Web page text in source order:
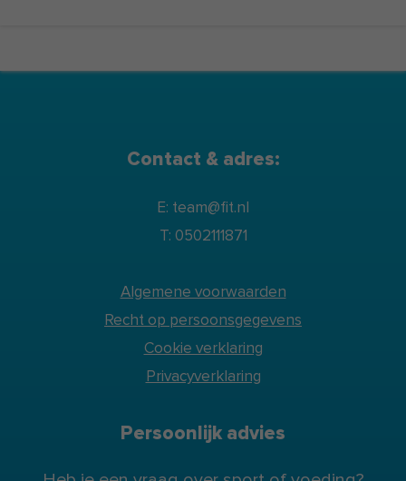
Contact & adres:
E: team@fit.nl
T: 0502111871
Algemene voorwaarden
Recht op persoonsgegevens
Cookie verklaring
Privacyverklaring
Persoonlijk advies